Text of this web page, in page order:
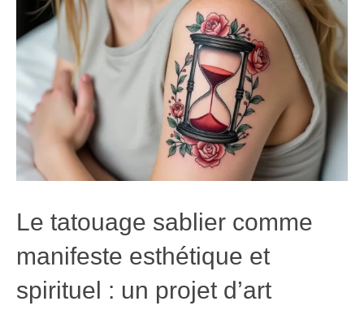
Le tatouage sablier comme
manifeste esthétique et
spirituel : un projet d’art